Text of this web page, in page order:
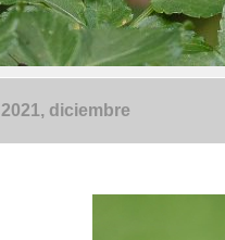
2021, diciembre